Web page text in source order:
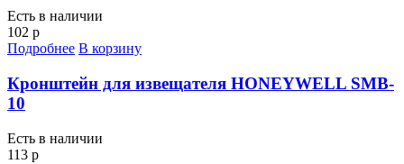
Есть в наличии
102 р
Подробнее В корзину
Кронштейн для извещателя HONEYWELL SMB-
10
Есть в наличии
113 р